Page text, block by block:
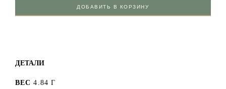
ДОБАВИТЬ В КОРЗИНУ
ДЕТАЛИ
ВЕС 4.84 Г